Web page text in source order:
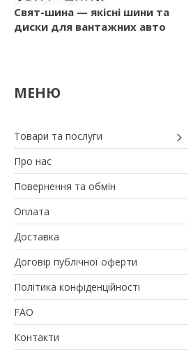
Свят-шина — якісні шини та
диски для вантажних авто
Товари та послуги
Про нас
Повернення та обмін
Оплата
Доставка
Договір публічної оферти
Політика конфіденційності
FAO
Контакти